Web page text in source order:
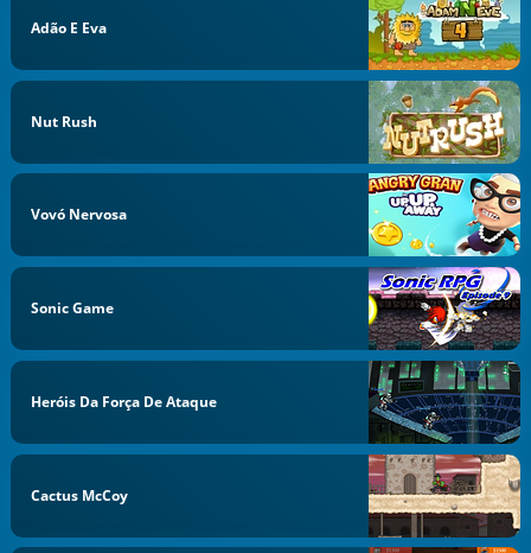
Adão E Eva
Nut Rush
Vovó Nervosa
Sonic Game
Heróis Da Força De Ataque
Cactus McCoy